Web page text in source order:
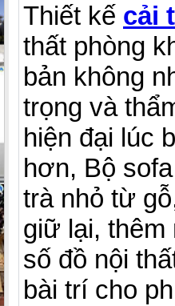
Thiết kế cải
thất phòng
bản không
trọng và
hiện đại lúc
hơn, Bộ
trà nhỏ từ
giữ lại, thêm
số đồ nội
bài trí cho